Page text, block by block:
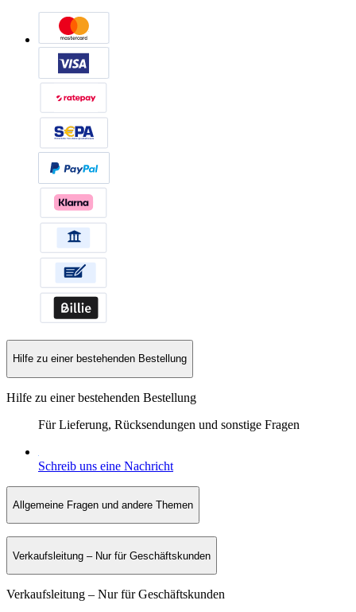
Hilfe zu einer bestehenden Bestellung
Hilfe zu einer bestehenden Bestellung
Für Lieferung, Rücksendungen und sonstige Fragen
Schreib uns eine Nachricht
Allgemeine Fragen und andere Themen
Verkaufsleitung – Nur für Geschäftskunden
Verkaufsleitung – Nur für Geschäftskunden